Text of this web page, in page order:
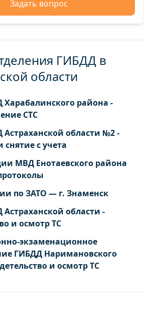
Задать вопрос
ГИБДД в
области
района -
СТС
области №2 -
снятие с учета
МВД Енотаевского района
по ЗАТО — г. Знаменск
области -
и осмотр ТС
экзаменационное
ГИБДД Наримановского
и осмотр ТС